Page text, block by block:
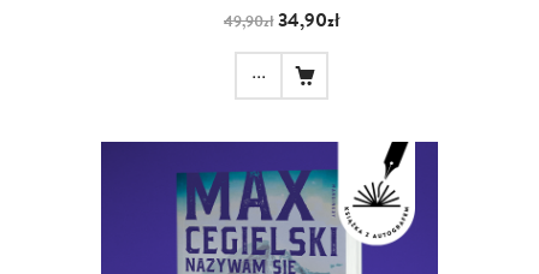
49,90zł34,90zł
...